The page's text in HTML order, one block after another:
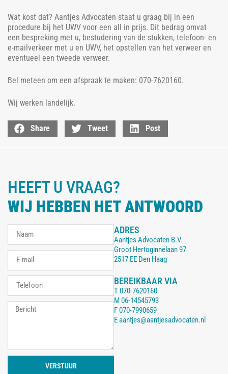
Wat kost dat? Aantjes Advocaten staat u graag bij in een
procedure bij het UWV voor een all in prijs. Dit bedrag omvat
een bespreking met u, bestudering van de stukken, telefoon- en
e-mailverkeer met u en UWV, het opstellen van het verweer en
eventueel een tweede verweer.
Bel meteen om een afspraak te maken: 070-7620160.
Wij werken landelijk.
Share Tweet Post
HEEFT U VRAAG?
WIJ HEBBEN HET ANTWOORD
VERSTUUR
ADRES
Aantjes Advocaten B.V.
Groot Hertoginnelaan 97
2517 EE Den Haag
BEREIKBAAR VIA
T070-7620160
M06-14545793
F070-7990659
Eaantjes@aantjesadvocaten.nl